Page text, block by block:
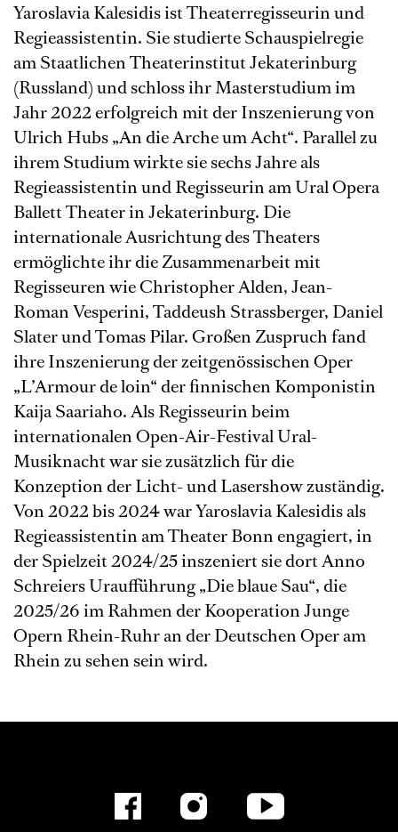
Yaroslavia Kalesidis ist Theaterregisseurin und
Regieassistentin. Sie studierte Schauspielregie
am Staatlichen Theaterinstitut Jekaterinburg
(Russland) und schloss ihr Masterstudium im
Jahr 2022 erfolgreich mit der Inszenierung von
Ulrich Hubs „An die Arche um Acht“. Parallel zu
ihrem Studium wirkte sie sechs Jahre als
Regieassistentin und Regisseurin am Ural Opera
Ballett Theater in Jekaterinburg. Die
internationale Ausrichtung des Theaters
ermöglichte ihr die Zusammenarbeit mit
Regisseuren wie Christopher Alden, Jean-
Roman Vesperini, Taddeush Strassberger, Daniel
Slater und Tomas Pilar. Großen Zuspruch fand
ihre Inszenierung der zeitgenössischen Oper
„L’Armour de loin“ der finnischen Komponistin
Kaija Saariaho. Als Regisseurin beim
internationalen Open-Air-Festival Ural-
Musiknacht war sie zusätzlich für die
Konzeption der Licht- und Lasershow zuständig.
Von 2022 bis 2024 war Yaroslavia Kalesidis als
Regieassistentin am Theater Bonn engagiert, in
der Spielzeit 2024/25 inszeniert sie dort Anno
Schreiers Uraufführung „Die blaue Sau“, die
2025/26 im Rahmen der Kooperation Junge
Opern Rhein-Ruhr an der Deutschen Oper am
Rhein zu sehen sein wird.